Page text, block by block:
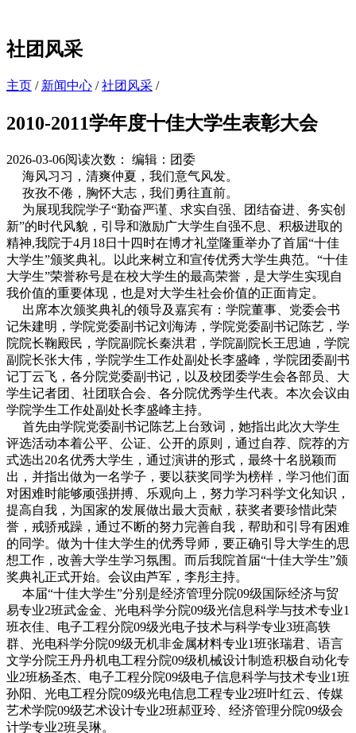
社团风采
主页 / 新闻中心 /社团风采 /
2010-2011学年度十佳大学生表彰大会
2026-03-06阅读次数：
编辑：团委
海风习习，清爽仲夏，我们意气风发。
孜孜不倦，胸怀大志，我们勇往直前。
为展现我院学子“勤奋严谨、求实自强、团结奋进、务实创
新”的时代风貌，引导和激励广大学生自强不息、积极进取的
精神,我院于4月18日十四时在博才礼堂隆重举办了首届“十佳
大学生”颁奖典礼。以此来树立和宣传优秀大学生典范。“十佳
大学生”荣誉称号是在校大学生的最高荣誉，是大学生实现自
我价值的重要体现，也是对大学生社会价值的正面肯定。
出席本次颁奖典礼的领导及嘉宾有：学院董事、党委会书
记朱建明，学院党委副书记刘海涛，学院党委副书记陈艺，学
院院长鞠殿民，学院副院长秦洪君，学院副院长王思迪，学院
副院长张大伟，学院学生工作处副处长李盛峰，学院团委副书
记丁云飞，各分院党委副书记，以及校团委学生会各部员、大
学生记者团、社团联合会、各分院优秀学生代表。本次会议由
学院学生工作处副处长李盛峰主持。
首先由学院党委副书记陈艺上台致词，她指出此次大学生
评选活动本着公平、公证、公开的原则，通过自荐、院荐的方
式选出20名优秀大学生，通过演讲的形式，最终十名脱颖而
出，并指出做为一名学子，要以获奖同学为榜样，学习他们面
对困难时能够顽强拼搏、乐观向上，努力学习科学文化知识，
提高自我，为国家的发展做出最大贡献，获奖者要珍惜此荣
誉，戒骄戒躁，通过不断的努力完善自我，帮助和引导有困难
的同学。做为十佳大学生的优秀导师，要正确引导大学生的思
想工作，改善大学生学习氛围。而后我院首届“十佳大学生”颁
奖典礼正式开始。会议由芦军，李彤主持。
本届“十佳大学生”分别是经济管理分院09级国际经济与贸
易专业2班武金金、光电科学分院09级光信息科学与技术专业1
班衣佳、电子工程分院09级光电子技术与科学专业3班高轶
群、光电科学分院09级无机非金属材料专业1班张瑞君、语言
文学分院王丹丹机电工程分院09级机械设计制造积极自动化专
业2班杨圣杰、电子工程分院09级电子信息科学与技术专业1班
孙阳、光电工程分院09级光电信息工程专业2班叶红云、传媒
艺术学院09级艺术设计专业2班郝亚玲、经济管理分院09级会
计学专业2班吴琳。